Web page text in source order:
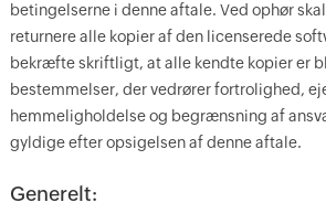
betingelserne i denne aftale. Ved ophør
returnere alle kopier af den licenserede
bekræfte skriftligt, at alle kendte kopier er
bestemmelser, der vedrører fortrolighed,
hemmeligholdelse og begrænsning af
gyldige efter opsigelsen af denne aftale.
Generelt: